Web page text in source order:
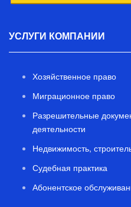
УСЛУГИ КОМПАНИИ
Хозяйственное право
Миграционное право
Разрешительные
деятельности
Недвижимость,
Судебная практика
Абонентское